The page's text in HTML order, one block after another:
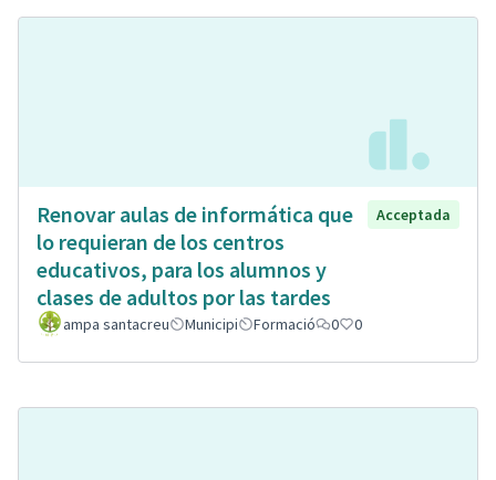
Renovar aulas de informática que
lo requieran de los centros
educativos, para los alumnos y
clases de adultos por las tardes
Acceptada
ampa santacreu Municipi Formació 0 0